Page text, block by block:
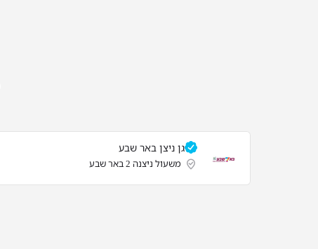
גן ניצן באר שבע
משעול ניצנה 2 באר שבע